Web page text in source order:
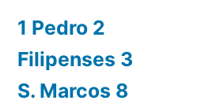
1 Pedro 2
Filipenses 3
S. Marcos 8